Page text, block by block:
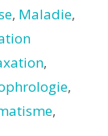
, Maladie,
,
,
,